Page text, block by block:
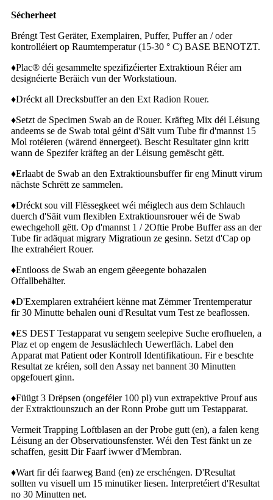
Sécherheet
Bréngt Test Geräter, Exemplairen, Puffer, Puffer an / oder
kontrolléiert op Raumtemperatur (15-30 ° C) BASE BENOTZT.
♦Plac® déi gesammelte spezifizéierter Extraktioun Réier am
designéierte Beräich vun der Workstatioun.
♦Dréckt all Drecksbuffer an den Ext Radion Rouer.
♦Setzt de Specimen Swab an de Rouer. Kräfteg Mix déi Léisung
andeems se de Swab total géint d'Säit vum Tube fir d'mannst 15
Mol rotéieren (wärend ënnergeet). Bescht Resultater ginn kritt
wann de Spezifer kräfteg an der Léisung gemëscht gëtt.
♦Erlaabt de Swab an den Extraktiounsbuffer fir eng Minutt virum
nächste Schrëtt ze sammelen.
♦Dréckt sou vill Flëssegkeet wéi méiglech aus dem Schlauch
duerch d'Säit vum flexiblen Extraktiounsrouer wéi de Swab
ewechgeholl gëtt. Op d'mannst 1 / 2Oftie Probe Buffer ass an der
Tube fir adäquat migrary Migratioun ze gesinn. Setzt d'Cap op
Ihe extrahéiert Rouer.
♦Entlooss de Swab an engem gëeegente bohazalen
Offallbehälter.
♦D'Exemplaren extrahéiert kënne mat Zëmmer Trentemperatur
fir 30 Minutte behalen ouni d'Resultat vum Test ze beaflossen.
♦ES DEST Testapparat vu sengem seelepive Suche erofhuelen, a
Plaz et op engem de Jesuslächlech Uewerfläch. Label den
Apparat mat Patient oder Kontroll Identifikatioun. Fir e beschte
Resultat ze kréien, soll den Assay net bannent 30 Minutten
opgefouert ginn.
♦Füügt 3 Drëpsen (ongeféier 100 pl) vun extrapektive Prouf aus
der Extraktiounszuch an der Ronn Probe gutt um Testapparat.
Vermeit Trapping Loftblasen an der Probe gutt (en), a falen keng
Léisung an der Observatiounsfenster. Wéi den Test fänkt un ze
schaffen, gesitt Dir Faarf iwwer d'Membran.
♦Wart fir déi faarweg Band (en) ze erschéngen. D'Resultat
sollten vu visuell um 15 minutiker liesen. Interpretéiert d'Resultat
no 30 Minutten net.